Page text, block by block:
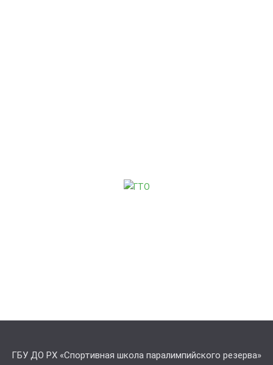
ГБУ ДО РХ «Спортивная школа паралимпийского резерва»